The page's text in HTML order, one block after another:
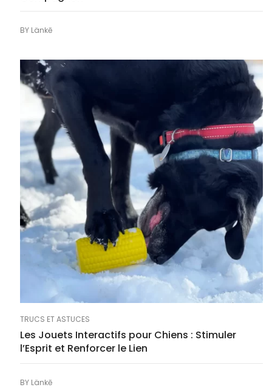
BY Länkē
TRUCS ET ASTUCES
Les Jouets Interactifs pour Chiens : Stimuler
l’Esprit et Renforcer le Lien
BY Länkē